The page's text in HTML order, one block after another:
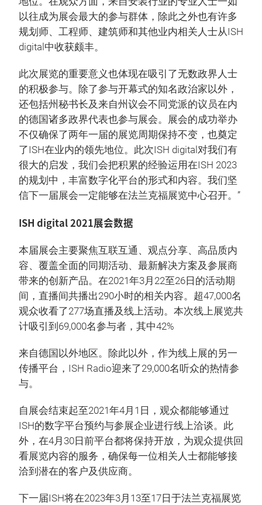
以往成为展会最大的参与群体，除此之外也有许多
规划师、工程师、建筑师和其他业内相关人士从ISH
digital中收获颇丰。
此次展览的重要意义也体现在吸引了无数政界人士
的积极参与。除了参与开幕式的知名政治家以外，
还包括州秘书长及来自州议会不同党派的议员在内
的德国诸多政界代表也参与展会。展会的成功举办
不仅确保了两年一届的展览周期保持不变，也奠定
了ISH在业内的领先地位。此次ISH digital对我们有
很大的启发，我们会把积累的经验运用在ISH 2023
的规划中，丰富数字化平台的形式和内容。我们坚
信下一届展会一定能够在法兰克福展览中心召开。”
ISH digital 2021展会数据
本届展会主要聚焦互联互通、观点分享、高品质内
容、覆盖全面的同期活动、最新解决方案及参展商
带来的创新产品。在2021年3月22至26日的活动期
间，直播间共播出290小时的相关内容。超47,000名
观众收看了277场直播及线上活动。本次线上展览共
计吸引到69,000名参与者，其中42%
来自德国以外地区。除此以外，作为线上展的另一
传播平台，ISH Radio迎来了29,000名听众的热情参
与。
自展会结束起至2021年4月1日，观众都能够通过
ISH的数字平台预约与参展企业进行线上洽谈。此
外，在4月30日前平台都将保持开放，为观众提供回
看展览内容的服务，确保每一位相关人士都能够接
洽到潜在的客户及供应商。
下一届ISH将在2023年3月13至17日于法兰克福展览